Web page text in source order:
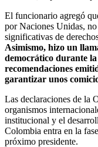
El funcionario agregó
por Naciones Unidas,
significativas de
Asimismo, hizo un
democrático durante
recomendaciones
garantizar unos
Las declaraciones de la
organismos
institucional y el
Colombia entra en la
próximo presidente.